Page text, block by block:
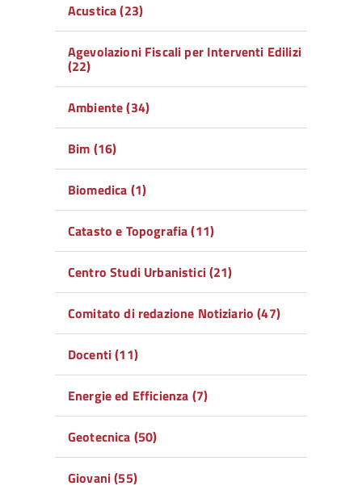
Acustica (23)
Agevolazioni Fiscali per Interventi Edilizi
(22)
Ambiente (34)
Bim (16)
Biomedica (1)
Catasto e Topografia (11)
Centro Studi Urbanistici (21)
Comitato di redazione Notiziario (47)
Docenti (11)
Energie ed Efficienza (7)
Geotecnica (50)
Giovani (55)